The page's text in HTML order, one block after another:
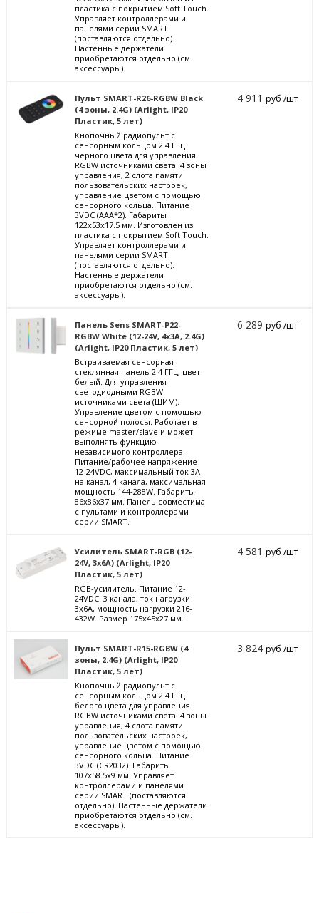
пластика с покрытием Soft Touch.
Управляет контроллерами и
панелями серии SMART
(поставляются отдельно).
Настенные держатели
приобретаются отдельно (см.
аксессуары).
Пульт SMART-R26-RGBW Black
(4 зоны, 2.4G) (Arlight, IP20
Пластик, 5 лет)
Кнопочный радиопульт с
сенсорным кольцом 2.4 ГГц
черного цвета для управления
RGBW источниками света. 4 зоны
управления, 2 слота памяти
пользовательских настроек,
управление цветом с помощью
сенсорного кольца. Питание
3VDC (AAA*2). Габариты
122x53x17.5 мм. Изготовлен из
пластика с покрытием Soft Touch.
Управляет контроллерами и
панелями серии SMART
(поставляются отдельно).
Настенные держатели
приобретаются отдельно (см.
аксессуары).
4 911руб /шт
Панель Sens SMART-P22-
RGBW White (12-24V, 4x3A, 2.4G)
(Arlight, IP20 Пластик, 5 лет)
Встраиваемая сенсорная
стеклянная панель 2.4 ГГц, цвет
белый. Для управления
светодиодными RGBW
источниками света (ШИМ).
Управление цветом с помощью
сенсорной полосы. Работает в
режиме master/slave и может
выполнять функцию
независимого контроллера.
Питание/рабочее напряжение
12-24VDC, максимальный ток 3A
на канал, 4 канала, максимальная
мощность 144-288W. Габариты
86х86х37 мм. Панель совместима
с пультами и контроллерами
серии SMART.
6 289руб /шт
Усилитель SMART-RGB (12-
24V, 3x6A) (Arlight, IP20
Пластик, 5 лет)
RGB-усилитель. Питание 12-
24VDC. 3 канала, ток нагрузки
3x6A, мощность нагрузки 216-
432W. Размер 175x45x27 мм.
4 581руб /шт
Пульт SMART-R15-RGBW (4
зоны, 2.4G) (Arlight, IP20
Пластик, 5 лет)
Кнопочный радиопульт с
сенсорным кольцом 2.4 ГГц
белого цвета для управления
RGBW источниками света. 4 зоны
управления, 4 слота памяти
пользовательских настроек,
управление цветом с помощью
сенсорного кольца. Питание
3VDC (CR2032). Габариты
107x58.5x9 мм. Управляет
контроллерами и панелями
серии SMART (поставляются
отдельно). Настенные держатели
приобретаются отдельно (см.
аксессуары).
3 824руб /шт